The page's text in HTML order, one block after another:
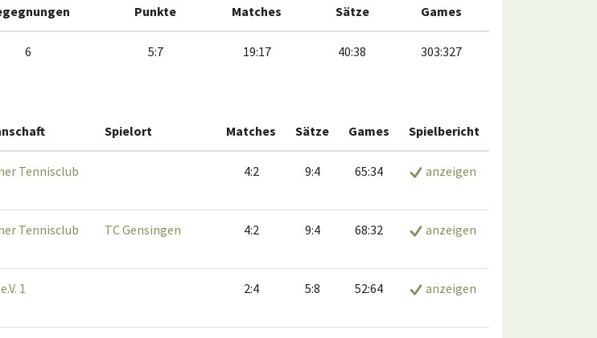
Punkte Matches Sätze Games
6 5:7 19:17 40:38 303:327
Spielort Matches Sätze Games Spielbericht
Tennisclub
4:2 9:4 65:34 anzeigen
Tennisclub
TC Gensingen 4:2 9:4 68:32 anzeigen
1 2:4 5:8 52:64 anzeigen